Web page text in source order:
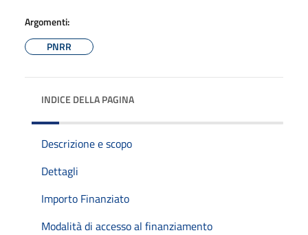
Argomenti:
PNRR
INDICE DELLA PAGINA
Descrizione e scopo
Dettagli
Importo Finanziato
Modalità di accesso al finanziamento